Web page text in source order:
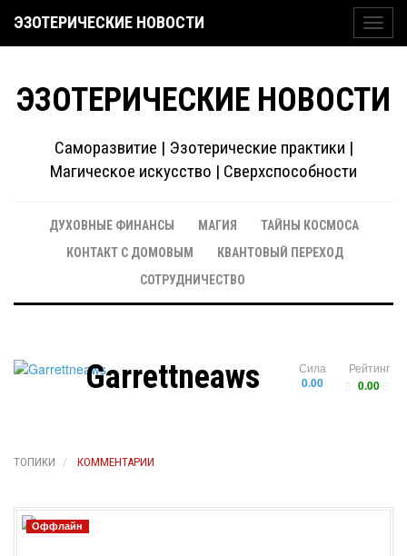
ЭЗОТЕРИЧЕСКИЕ НОВОСТИ
ЭЗОТЕРИЧЕСКИЕ НОВОСТИ
Саморазвитие | Эзотерические практики |
Магическое искусство | Сверхспособности
ДУХОВНЫЕ ФИНАНСЫ МАГИЯ
ТАЙНЫ КОСМОСА
КОНТАКТ С ДОМОВЫМ
КВАНТОВЫЙ ПЕРЕХОД
СОТРУДНИЧЕСТВО
Рейтинг
0.00
Сила
0.00
Garrettneaws
ТОПИКИ КОММЕНТАРИИ
Оффлайн